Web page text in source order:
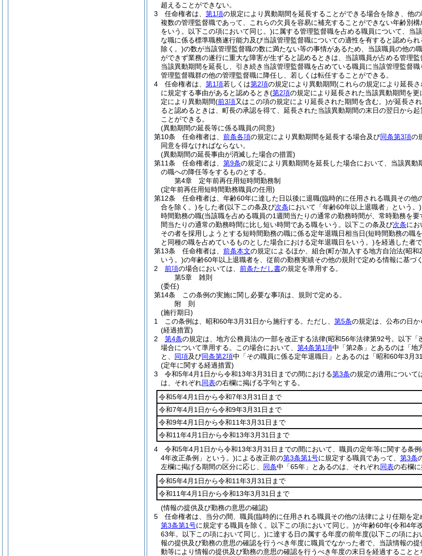
超えることができない。
3
任命権者は、 第1項の規定により異動期間を延長することができる場合を除き、他
複数の管理監督職であって、これらの欠員を容易に補充することができない年齢別
をいう。以下この項において同じ。)に属する管理監督職を占める職員について、当
な職に係る標準職務遂行能力及び当該管理監督職についての適性を有すると認められ
除く。)の数が当該管理監督職の数に満たない等の事情があるため、当該職員の他の
ができず業務の遂行に重大な障害が生ずると認めるときは、当該職員が占める管理
当該異動期間を延長し、引き続き当該管理監督職を占めている職員に当該管理監督
管理監督職群の他の管理監督職に降任し、若しくは転任することができる。
4
任命権者は、 第1項若しくは第2項の規定により異動期間(これらの規定により延長
に規定する事由があると認めるとき(第2項の規定により延長された当該異動期間を
定により異動期間(前3項又はこの項の規定により延長された期間を含む。)が延長さ
ると認めるときは、町長の承認を得て、延長された当該異動期間の末日の翌日から
ことができる。
(異動期間の延長等に係る職員の同意)
第10条
任命権者は、 前条各項の規定により異動期間を延長する場合及び同条第3項の
同意を得なければならない。
(異動期間の延長事由が消滅した場合の措置)
第11条
任命権者は、 第9条の規定により異動期間を延長した場合において、当該異
の職への降任等をするものとする。
第4章
定年前再任用短時間勤務制
(定年前再任用短時間勤務職員の任用)
第12条
任命権者は、年齢60年に達した日以後に退職(臨時的に任用される職員その他
合を除く。)をした者(以下この条及び次条において「年齢60年以上退職者」という。)
時間勤務の職(当該職を占める職員の1週間当たりの通常の勤務時間が、常時勤務を
間当たりの通常の勤務時間に比し短い時間である職をいう。以下この条及び次条にお
その者を採用しようとする短時間勤務の職に係る定年退職日相当日(短時間勤務の職
と同種の職を占めているものとした場合における定年退職日をいう。)を経過した者
第13条
任命権者は、 前条本文の規定によるほか、組合(町が加入する地方自治法(昭和
いう。)の年齢60年以上退職者を、従前の勤務実績その他の規則で定める情報に基づ
2
前項の場合においては、 前条ただし書の規定を準用する。
第5章
雑則
(委任)
第14条
この条例の実施に関し必要な事項は、規則で定める。
附 則
(施行期日)
1
この条例は、昭和60年3月31日から施行する。 ただし、 第5条の規定は、公布の日か
(経過措置)
2
第4条の規定は、地方公務員法の一部を改正する法律(昭和56年法律第92号。以下「
場合について準用する。
この場合において、 第4条第1項中「第2条」とあるのは「地
と、 同項及び同条第2項中「その職員に係る定年退職日」とあるのは「昭和60年3月
(定年に関する経過措置)
3
令和5年4月1日から令和13年3月31日までの間における第3条の規定の適用について
は、それぞれ同表の右欄に掲げる字句とする。
令和5年4月1日から令和7年3月31日まで
令和7年4月1日から令和9年3月31日まで
令和9年4月1日から令和11年3月31日まで
令和11年4月1日から令和13年3月31日まで
4
令和5年4月1日から令和13年3月31日までの間において、職員の定年等に関する条
4年改正条例」という。)による改正前の第3条第1号に規定する職員であって、 第3条
左欄に掲げる期間の区分に応じ、 同条中「65年」とあるのは、それぞれ同表の右欄に
令和5年4月1日から令和11年3月31日まで
令和11年4月1日から令和13年3月31日まで
(情報の提供及び勤務の意思の確認)
5
任命権者は、当分の間、職員(臨時的に任用される職員その他の法律により任期を
第3条第1号に規定する職員を除く。以下この項において同じ。)が年齢60年(令和4年
63年。以下この項において同じ。)に達する日の属する年度の前年度(以下この項にお
報の提供及び勤務の意思の確認を行うべき年度に職員でなかった者で、当該情報の
動等により情報の提供及び勤務の意思の確認を行うべき年度の末日を経過することと